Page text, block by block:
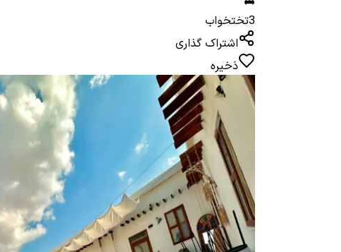
3تختخواب
اشتراک گذاری
ذخیره